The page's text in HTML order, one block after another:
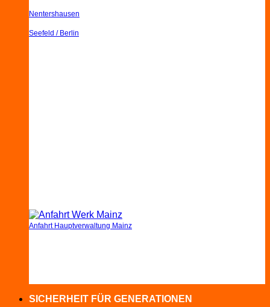
Nentershausen
Seefeld / Berlin
Anfahrt Hauptverwaltung Mainz
SICHERHEIT FÜR GENERATIONEN